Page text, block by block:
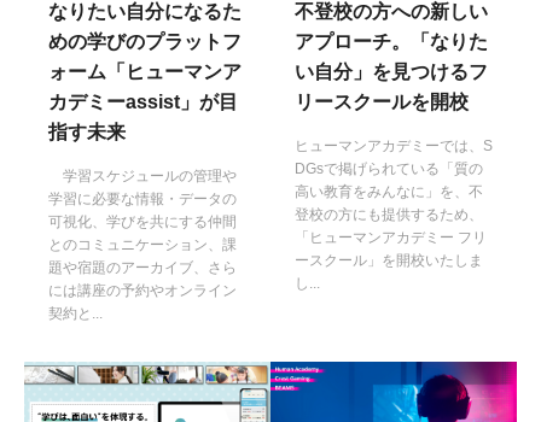
なりたい自分になるた
めの学びのプラットフ
ォーム「ヒューマンア
カデミーassist」が目
指す未来
学習スケジュールの管理や
学習に必要な情報・データの
可視化、学びを共にする仲間
とのコミュニケーション、課
題や宿題のアーカイブ、さら
には講座の予約やオンライン
契約と...
不登校の方への新しい
アプローチ。「なりた
い自分」を見つけるフ
リースクールを開校
ヒューマンアカデミーでは、S
DGsで掲げられている「質の
高い教育をみんなに」を、不
登校の方にも提供するため、
「ヒューマンアカデミー フリ
ースクール」を開校いたしま
し...